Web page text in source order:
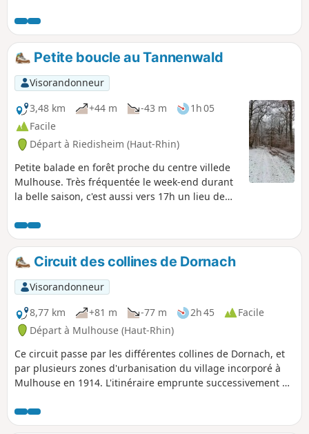
vaste massif de l’Altenberg et le village
encore préservé de Luemschwiller, on
pourrait croire un instant avoir réussi à
suspendre le temps.
Petite boucle au Tannenwald
Visorandonneur
3,48 km
+44 m -43 m
1h 05
Facile
Départ à Riedisheim (Haut-Rhin)
Petite balade en forêt proche du centre villede
Mulhouse. Très fréquentée le week-end durant
la belle saison, c'est aussi vers 17h un lieu de
Circuit des collines de Dornach
Visorandonneur
8,77 km
+81 m -77 m 2h 45
Facile
Départ à Mulhouse (Haut-Rhin)
Ce circuit passe par les différentes collines de Dornach, et
par plusieurs zones d'urbanisation du village incorporé à
Mulhouse en 1914. L'itinéraire emprunte successivement 4
allant de tram à tram (Gare Dornach-Université 2,6 km,
Université-Coteaux 3,2 km, Coteaux-Gare Dornach 2,9 km).